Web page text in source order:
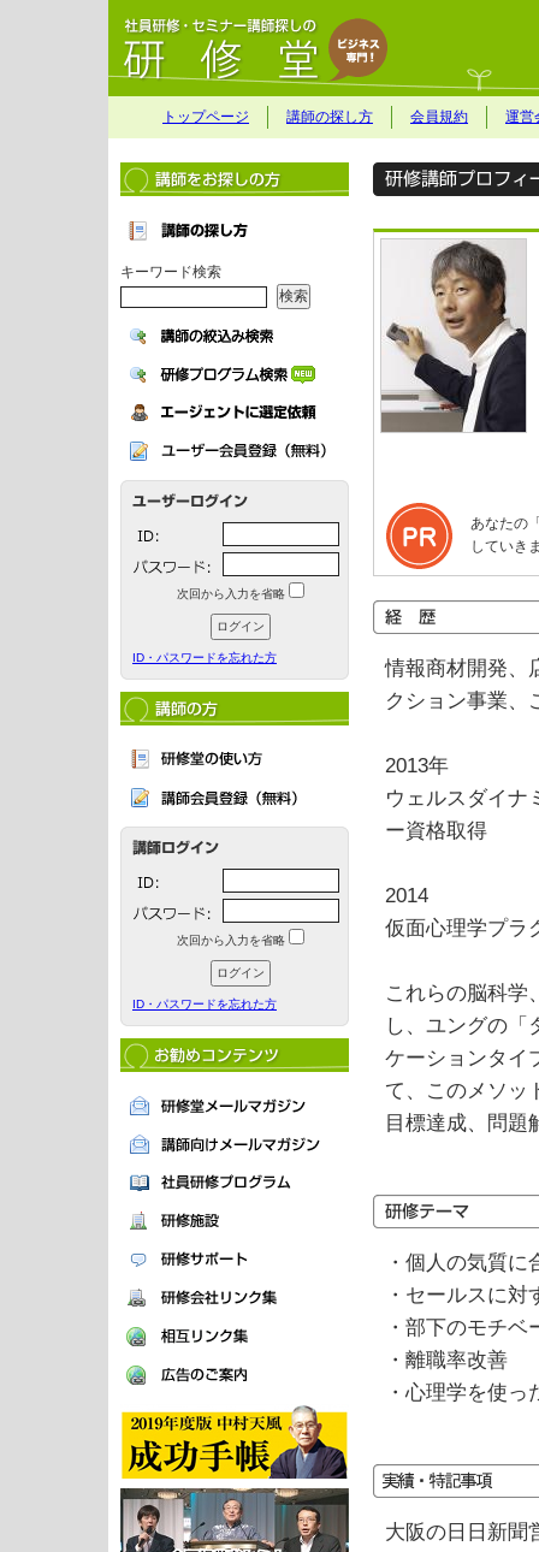
トップページ 講師の探し方 会員規約 運営
キーワード検索
次回から入力を省略
ID・パスワードを忘れた方
次回から入力を省略
ID・パスワードを忘れた方
あなたの
していき
情報商材開発、
クション事業、
2013年
ウェルスダイナ
ー資格取得
2014
仮面心理学プラ
これらの脳科学
し、ユングの「
ケーションタイ
て、このメソッ
目標達成、問題
・個人の気質に
・セールスに
・部下のモチ
・離職率改善
・心理学を使
大阪の日日新聞